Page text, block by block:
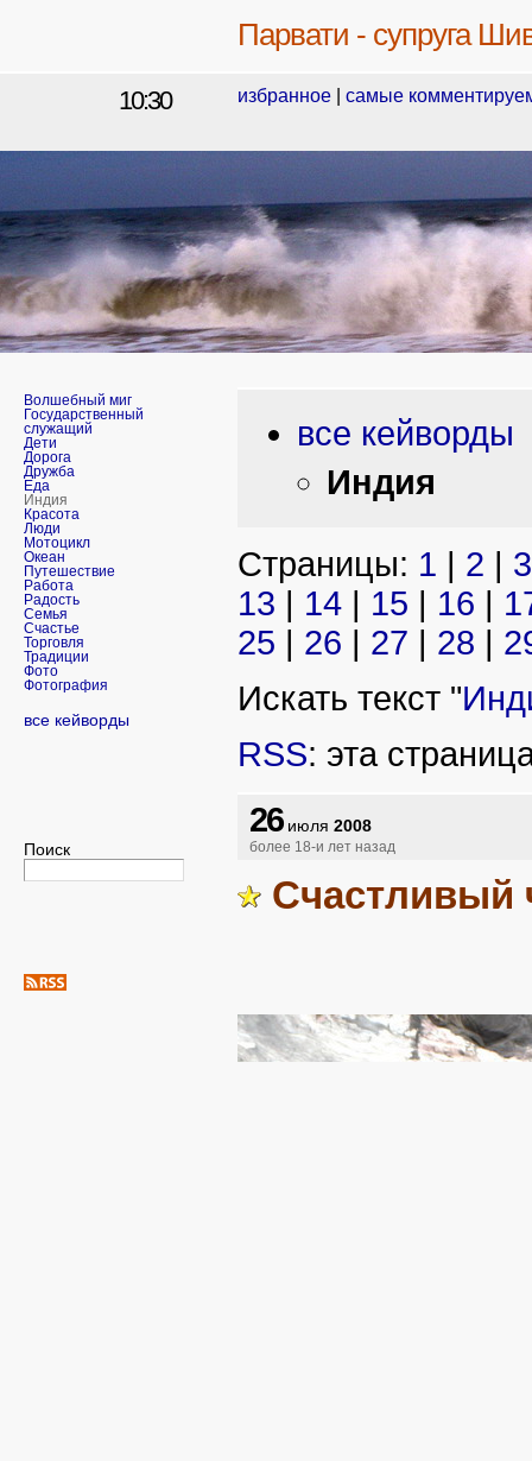
Парвати - супруга
10:30 избранное самые
Волшебный миг
Государственный
служащий
Дети
Дорога
Дружба
Еда
Индия
Красота
Люди
Мотоцикл
Океан
Путешествие
Работа
Радость
Семья
Счастье
Торговля
Традиции
Фото
Фотография
все кейворды
Поиск
все кейворды
Индия
Страницы: 1 | 2 | 3
13 | 14 | 15 | 16 |
25 | 26 | 27 | 28 |
Искать текст "
RSS: эта
26июля 2008
более 18-и лет назад
Счастливый